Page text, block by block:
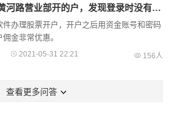
你好，我前几天在黄河路营业部开的户，发现登录时没有黄河路营业部，无法登陆怎么回事？需要怎么操作，请指导一下，谢谢
办理股票开户，开户之后用资金账号和密码
金非常优惠。
2021-05-31 22:21 156人
查看更多问答